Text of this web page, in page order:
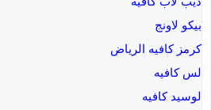
بيكو لاونج
كرمز كافيه الرياض
لس كافيه
لوسيد كافيه